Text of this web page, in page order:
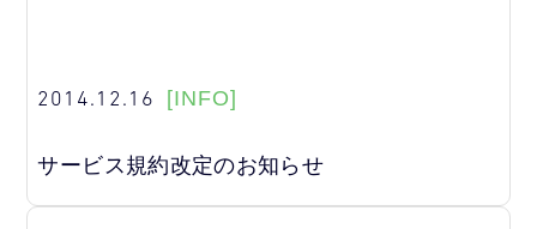
2014.12.16 [INFO]
サービス規約改定のお知らせ